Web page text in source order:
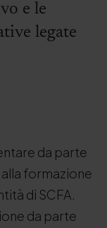
e le
legate
da parte
formazione
di SCFA.
da parte